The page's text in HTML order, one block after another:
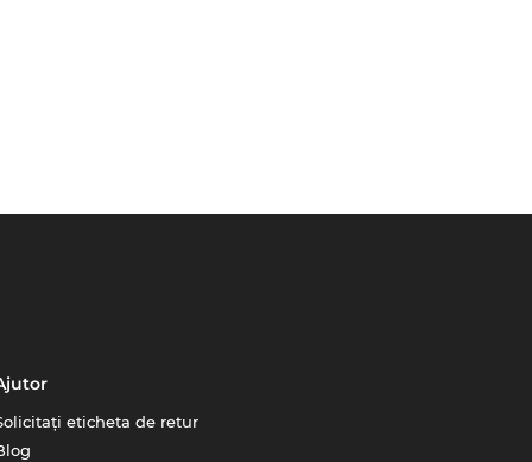
eticheta de retur